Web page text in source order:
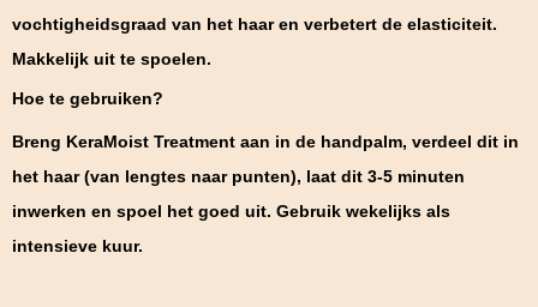
vochtigheidsgraad van het haar en verbetert de elasticiteit.
Makkelijk uit te spoelen.
Hoe te gebruiken?
Breng KeraMoist Treatment aan in de handpalm, verdeel dit in
het haar (van lengtes naar punten), laat dit 3-5 minuten
inwerken en spoel het goed uit. Gebruik wekelijks als
intensieve kuur.